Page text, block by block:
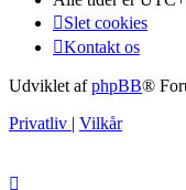
Slet cookies
Kontakt os
Udviklet afphpBB®
Privatliv | Vilkår